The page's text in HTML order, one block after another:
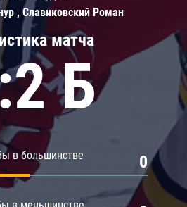
матча
Б
в большинстве 0
, Славиковский Роман